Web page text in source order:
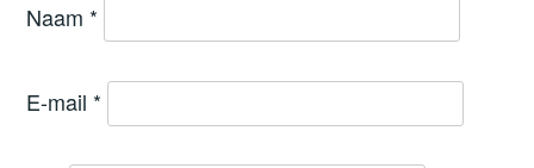
Naam *
E-mail *